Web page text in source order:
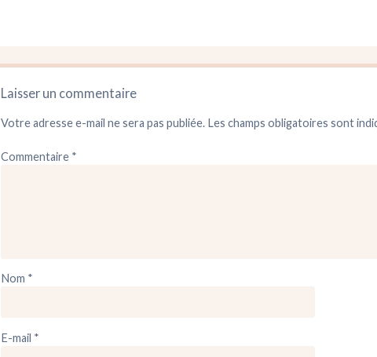
Laisser un commentaire
Votre adresse e-mail ne sera pas publiée. Les champs obligatoires sont
Commentaire *
Nom *
E-mail *